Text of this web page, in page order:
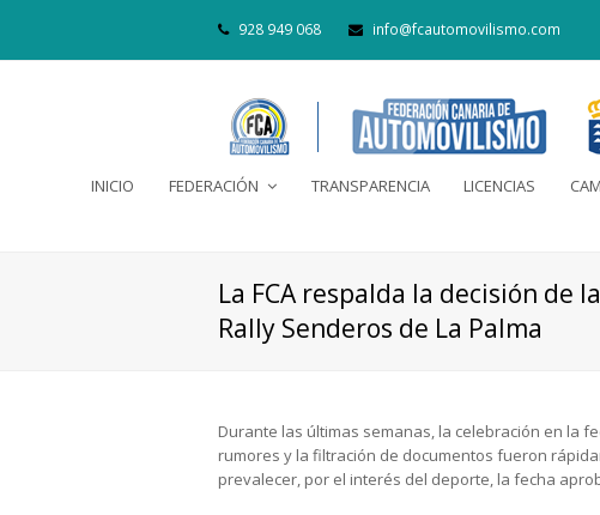
928 949 068 info@fcautomovilismo.com
INICIO FEDERACIÓN TRANSPARENCIA LICENCIAS
La FCA respalda la decisión de
Rally Senderos de La Palma
Durante las últimas semanas, la celebración en la
rumores y la filtración de documentos fueron
prevalecer, por el interés del deporte, la fecha